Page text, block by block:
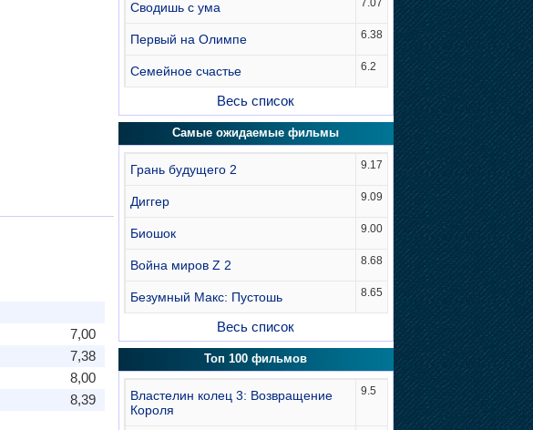
7,00
7,38
8,00
8,39
Сводишь с ума 7.07
Первый на Олимпе 6.38
Семейное счастье 6.2
Весь список
Самые ожидаемые фильмы
Грань будущего 2 9.17
Диггер 9.09
Биошок 9.00
Война миров Z 2 8.68
Безумный Макс: Пустошь 8.65
Весь список
Топ 100 фильмов
Властелин колец 3: Возвращение
Короля
9.5